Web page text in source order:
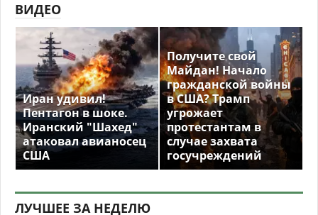
ВИДЕО
Иран удивил!
Пентагон в шоке.
Иранский "Шахед"
атаковал авианосец
США
Получите свой
Майдан! Начало
гражданской войны
в США? Трамп
угрожает
протестантам в
случае захвата
госучреждений
ЛУЧШЕЕ ЗА НЕДЕЛЮ